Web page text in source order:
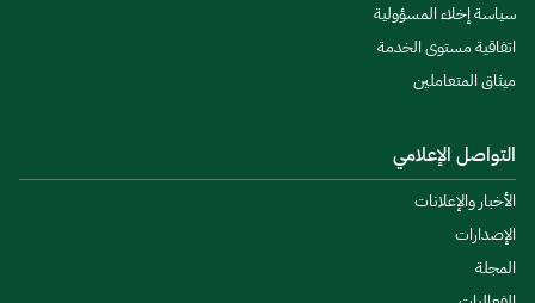
سياسة إخلاء المسؤولية
اتفاقية مستوى الخدمة
ميثاق المتعاملين
التواصل الإعلامي
الأخبار والإعلانات
الإصدارات
المجلة